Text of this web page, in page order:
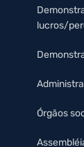
lucros/
Órgãos